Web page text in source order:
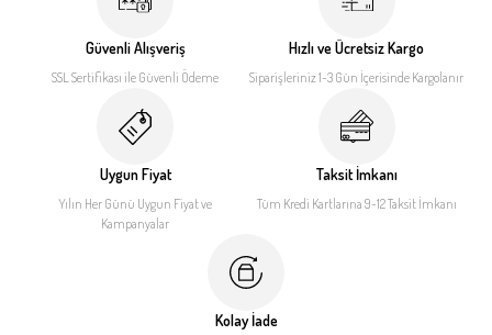
Güvenli Alışveriş
SSL Sertifikası ile Güvenli Ödeme
Hızlı ve Ücretsiz Kargo
Siparişleriniz 1-3 Gün İçerisinde Kargolanır
Uygun Fiyat
Yılın Her Günü Uygun Fiyatve
Kampanyalar
Taksit İmkanı
Tüm Kredi Kartlarına 9-12Taksit İmkanı
Kolay İade